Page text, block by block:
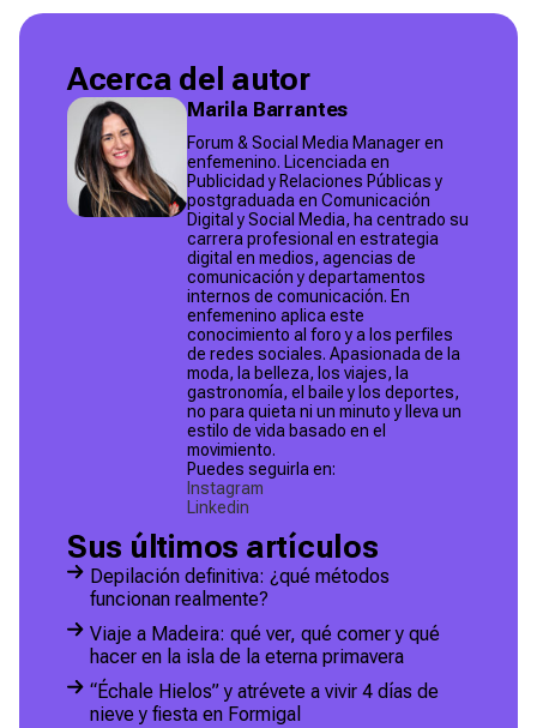
Acerca del autor
Marila Barrantes
Forum & Social Media Manager en
enfemenino. Licenciada en
Publicidad y Relaciones Públicas y
postgraduada en Comunicación
Digital y Social Media, ha centrado su
carrera profesional en estrategia
digital en medios, agencias de
comunicación y departamentos
internos de comunicación. En
enfemenino aplica este
conocimiento al foro y a los perfiles
de redes sociales. Apasionada de la
moda, la belleza, los viajes, la
gastronomía, el baile y los deportes,
no para quieta ni un minuto y lleva un
estilo de vida basado en el
movimiento.
Puedes seguirla en:
Instagram
Linkedin
Sus últimos artículos
Depilación definitiva: ¿qué métodos
funcionan realmente?
Viaje a Madeira: qué ver, qué comer y qué
hacer en la isla de la eterna primavera
“Échale Hielos” y atrévete a vivir 4 días de
nieve y fiesta en Formigal